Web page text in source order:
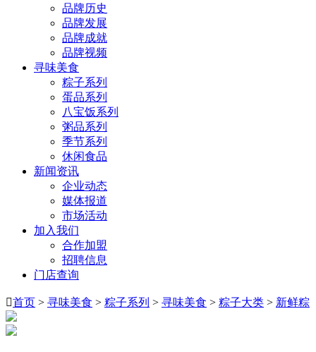
品牌历史
品牌发展
品牌成就
品牌视频
寻味美食
粽子系列
蛋品系列
八宝饭系列
粥品系列
季节系列
休闲食品
新闻资讯
企业动态
媒体报道
市场活动
加入我们
合作加盟
招聘信息
门店查询
首页 > 寻味美食 > 粽子系列 > 寻味美食 > 粽子大类 > 新鲜粽